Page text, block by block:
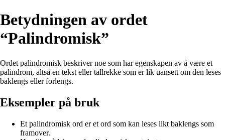
Betydningen av ordet
“Palindromisk”
Ordet palindromisk beskriver noe som har egenskapen av å være et
palindrom, altså en tekst eller tallrekke som er lik uansett om den leses
baklengs eller forlengs.
Eksempler på bruk
Et palindromisk ord er et ord som kan leses likt baklengs som
framover.